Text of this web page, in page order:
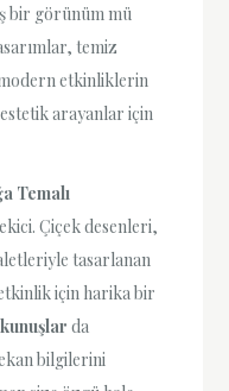
bir görünüm mü
temiz
etkinliklerin
arayanlar için
Temalı
Çiçek desenleri,
tasarlanan
için harika bir
da
bilgilerini